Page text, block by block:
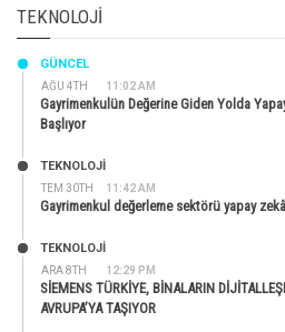
TEKNOLOJI
AĞU 4TH 11:02 AM
GÜNCEL
Gayrimenkulün Değerine Giden Yolda
Başlıyor
TEM 30TH 11:42 AM
TEKNOLOJİ
Gayrimenkul değerleme sektörü yapay
ARA 8TH 12:29 PM
TEKNOLOJİ
SİEMENS TÜRKİYE, BİNALARIN
AVRUPA’YA TAŞIYOR